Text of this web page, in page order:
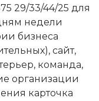
29/33/44/25 для
недели
бизнеса
сайт,
команда,
организации
карточка